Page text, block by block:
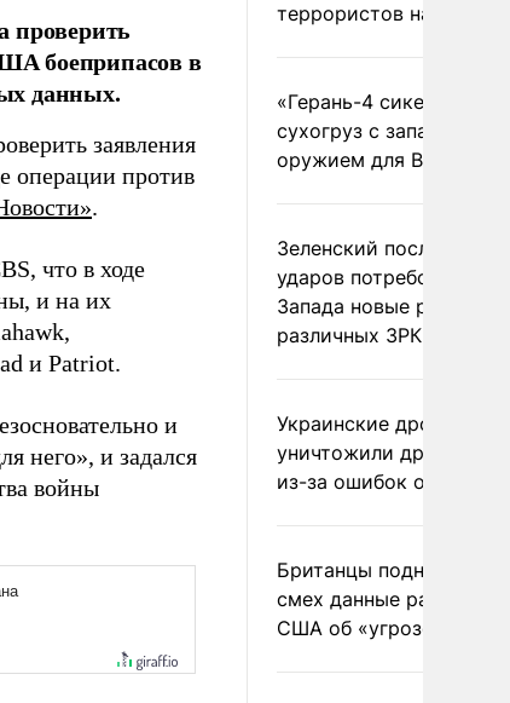
боеприпасов в
данных.
заявления
операции против
.
что в ходе
и на их
и Patriot.
и
него», и задался
войны
террористов на
«Герань-4 сикер»
сухогруз с западным
оружием для ВСУ
Зеленский после
ударов потребовал у
Запада новые ракеты
различных ЗРК
Украинские дроны
уничтожили друг друга
из-за ошибок
Британцы подняли на
смех данные разведки
США об «угрозе